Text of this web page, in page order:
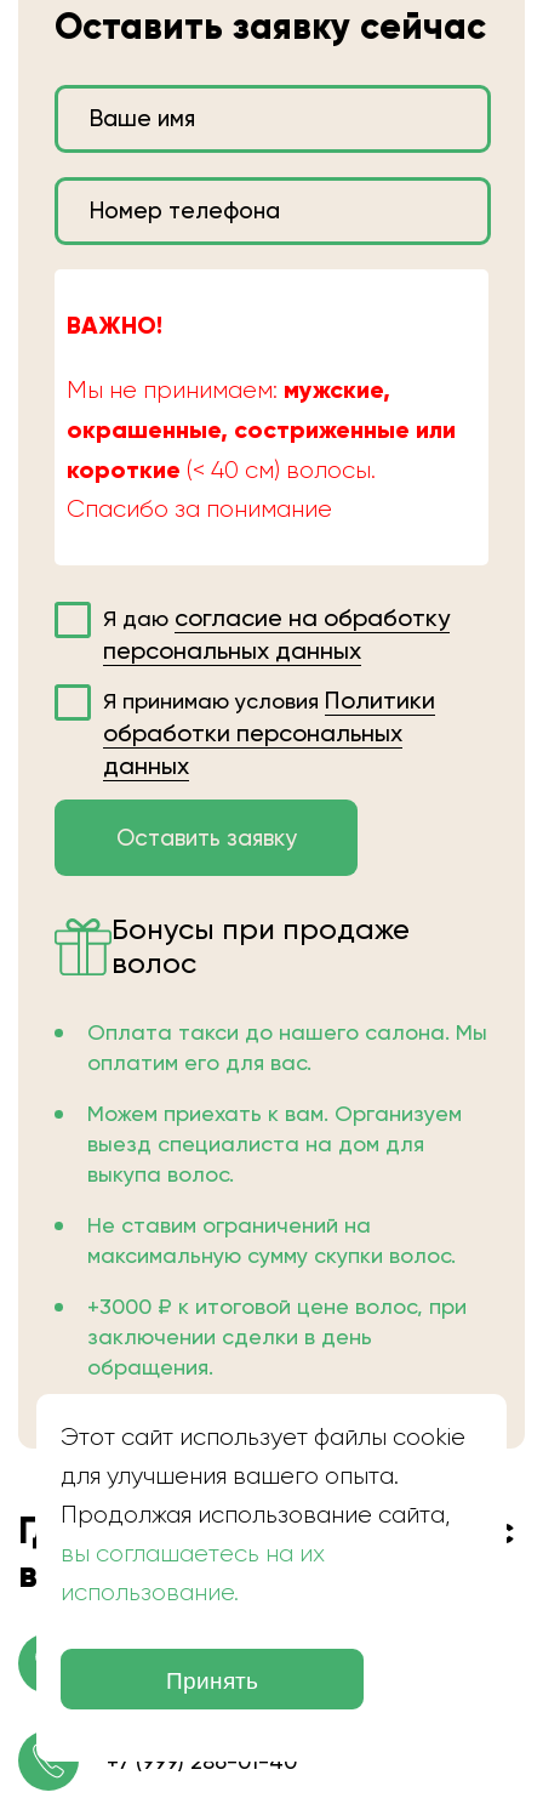
Оставить заявку сейчас
ВАЖНО!
Мы не принимаем: мужские,
окрашенные, состриженные или
короткие (< 40 см) волосы.
Спасибо за понимание
Я даю согласие на обработку
персональных данных
Я принимаю условия Политики
обработки персональных
данных
Бонусы при продаже
волос
Оплата такси до нашего салона. Мы
оплатим его для вас.
Можем приехать к вам. Организуем
выезд специалиста на дом для
выкупа волос.
Не ставим ограничений на
максимальную сумму скупки волос.
+3000 ₽ к итоговой цене волос, при
заключении сделки в день
обращения.
Где находится скупка волос
в Мичуринске
г. Мичуринск, Липецкое ш., 55
+7 (999) 286-01-40
Этот сайт использует файлы cookie
для улучшения вашего опыта.
Продолжая использование сайта,
вы соглашаетесь на их
использование.
Принять